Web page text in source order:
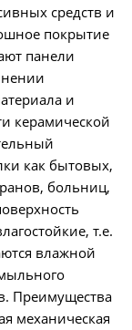
средств и
покрытие
панели
и
керамической
как бытовых,
больниц,
т.е.
влажной
Преимущества
механическая